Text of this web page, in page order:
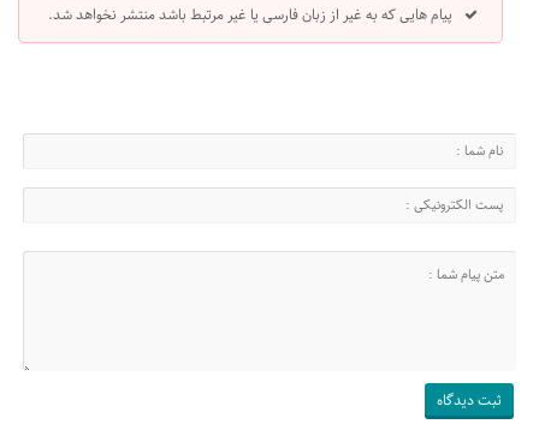
پیام هایی که به غیر از زبان فارسی یا غیر مرتبط باشد منتشر نخواهد شد.